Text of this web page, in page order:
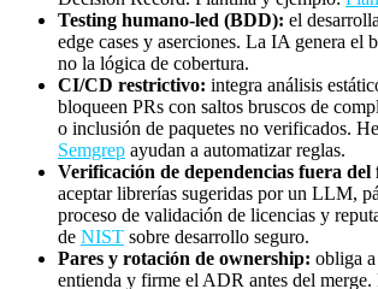
Testing humano-led (BDD): el
edge cases y aserciones. La IA genera el
no la lógica de cobertura.
CI/CD restrictivo: integra análisis
bloqueen PRs con saltos bruscos de
o inclusión de paquetes no verificados.
Semgrep ayudan a automatizar reglas.
Verificación de dependencias fuera
aceptar librerías sugeridas por un LLM,
proceso de validación de licencias y
de NIST sobre desarrollo seguro.
Pares y rotación de ownership: obliga
entienda y firme el ADR antes del